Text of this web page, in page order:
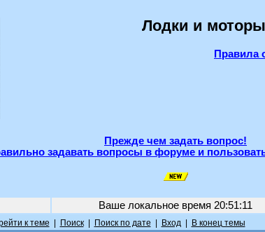
Лодки и
Правила
Прежде чем задать вопрос!
задавать вопросы в форуме и
Ваше локальное время 20:51:11
к теме Поиск| Поиск по дате Вход| В конец темы